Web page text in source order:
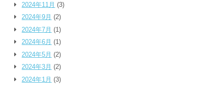
2024年11月 (3)
2024年9月 (2)
2024年7月 (1)
2024年6月 (1)
2024年5月 (2)
2024年3月 (2)
2024年1月 (3)